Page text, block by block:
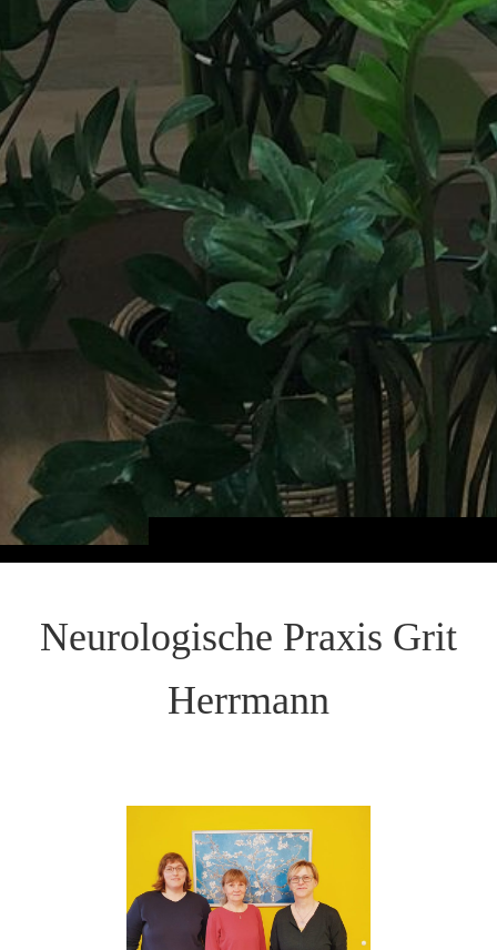
Neurologische Praxis Grit
Herrmann